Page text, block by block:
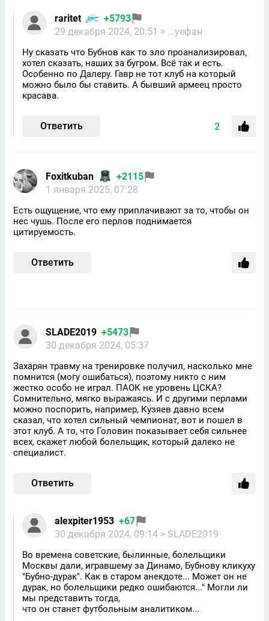
raritet
+5793
29 декабря 2024, 20:51 > ...уефан
Ну сказать что Бубнов как то зло проанализировал,
хотел сказать, наших за бугром. Всё так и есть.
Особенно по Далеру. Гавр не тот клуб на который
можно было бы ставить. А бывший армеец просто
красава.
Ответить 2
Foxitkuban
+2115
1 января 2025, 07:28
Есть ощущение, что ему приплачивают за то, чтобы он
нес чушь. После его перлов поднимается
цитируемость.
Ответить
SLADE2019 +5473
30 декабря 2024, 05:37
Захарян травму на тренировке получил, насколько мне
помнится (могу ошибаться), поэтому никто с ним
жестко особо не играл. ПАОК не уровень ЦСКА?
Сомнительно, мягко выражаясь. И с другими перлами
можно поспорить, например, Кузяев давно всем
сказал, что хотел сильный чемпионат, вот и пошел в
этот клуб. А то, что Головин показывает себя сильнее
всех, скажет любой болельщик, который далеко не
специалист.
Ответить
alexpiter1953 +67
30 декабря 2024, 09:14 > SLADE2019
Во времена советские, былинные, болельщики
Москвы дали, игравшему за Динамо, Бубнову кликуху
"Бубно-дурак". Как в старом анекдоте... Может он не
дурак, но болельщики редко ошибаются..." Могли ли
мы представить тогда,
что он станет футбольным аналитиком...